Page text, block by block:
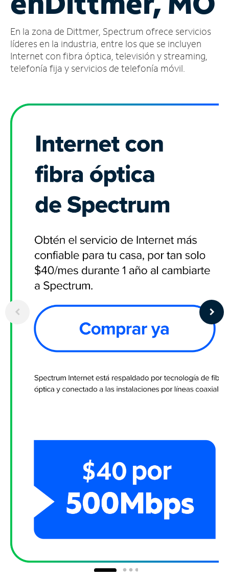
cuenta
Encuentra
una
tienda
En la zona de Dittmer, Spectrum ofrece servicios
líderes en la industria, entre los que se incluyen
Internet con fibra óptica, televisión y streaming,
telefonía fija y servicios de telefonía móvil.